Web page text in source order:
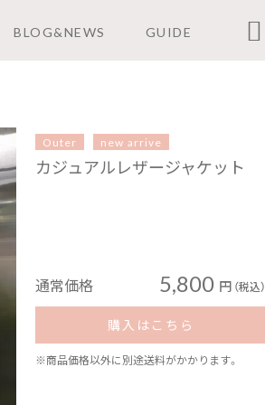
BLOG&NEWS GUIDE 
Outer new arrive
カジュアルレザージャケット
通常価格 5,800 円 （税込）
購入はこちら
※商品価格以外に別途送料がかかります。